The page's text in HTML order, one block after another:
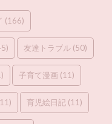
(166)
友達トラブル (50)
子育て漫画 (11)
育児絵日記 (11)